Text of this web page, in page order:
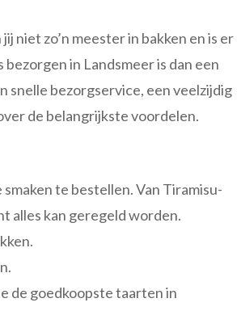
niet zo’n meester in bakken en is er
in Landsmeer is dan een
snelle bezorgservice, een veelzijdig
de belangrijkste voordelen.
te bestellen. Van Tiramisu-
alles kan geregeld worden.
de goedkoopste taarten in